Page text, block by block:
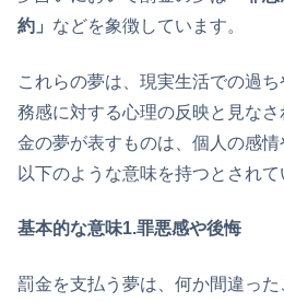
約」 などを象徴しています。
これらの夢は、現実生活での過
務感に対する心理の反映と見な
金の夢が表すものは、個人の感情
以下のような意味を持つとされて
基本的な意味1.罪悪感や後悔
罰金を支払う夢は、何か間違っ